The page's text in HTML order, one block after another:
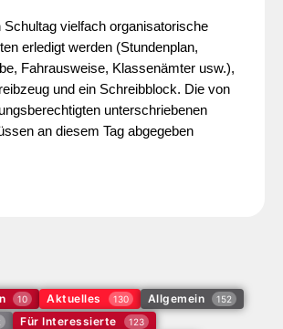
Schultag vielfach organisatorische
erledigt werden (Stundenplan,
Fahrausweise, Klassenämter usw.),
und ein Schreibblock. Die von
unterschriebenen
an diesem Tag abgegeben
10 Aktuelles 130 Allgemein 152
Für Interessierte 123